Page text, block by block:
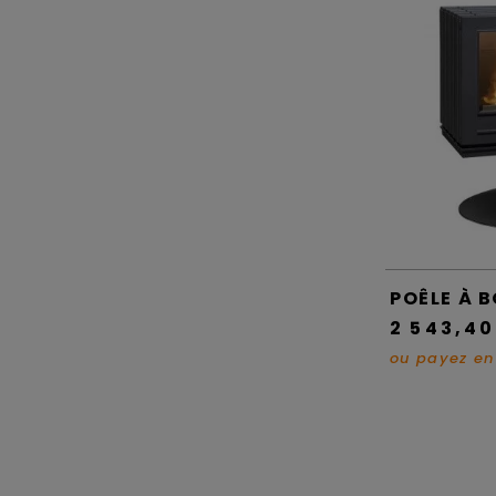
POÊLE À
2
ou payez en